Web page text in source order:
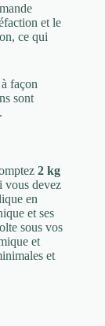
et le
ce qui
façon
sont
2 kg
vous devez
en
et ses
sous vos
et
et